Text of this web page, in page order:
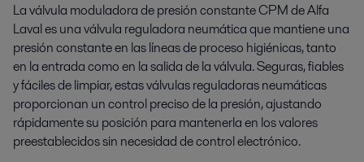
La válvula moduladora de presión constante CPM de Alfa
Laval es una válvula reguladora neumática que mantiene una
presión constante en las líneas de proceso higiénicas, tanto
en la entrada como en la salida de la válvula. Seguras, fiables
y fáciles de limpiar, estas válvulas reguladoras neumáticas
proporcionan un control preciso de la presión, ajustando
rápidamente su posición para mantenerla en los valores
preestablecidos sin necesidad de control electrónico.